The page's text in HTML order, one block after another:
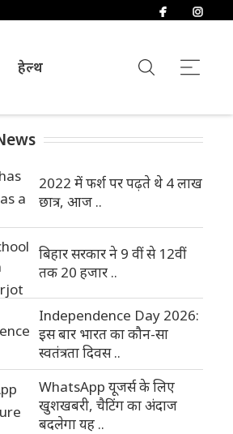
हेल्थ
2022 में फर्श पर पढ़ते थे 4 लाख
छात्र, आज ..
बिहार सरकार ने 9 वीं से 12वीं
तक 20 हजार ..
Independence Day 2026:
इस बार भारत का कौन-सा
स्वतंत्रता दिवस ..
WhatsApp यूजर्स के लिए
खुशखबरी, चैटिंग का अंदाज
बदलेगा यह ..